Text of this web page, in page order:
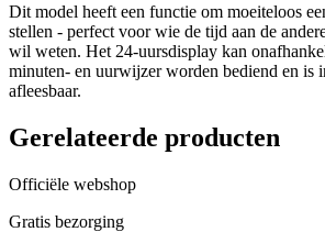
Dit model heeft een functie om moeiteloos
stellen - perfect voor wie de tijd aan de
wil weten. Het 24-uursdisplay kan
minuten- en uurwijzer worden bediend en is
afleesbaar.
Gerelateerde producten
Officiële webshop
Gratis bezorging